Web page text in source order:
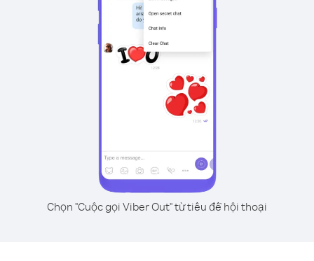
Chọn "Cuộc gọi Viber Out" từ tiêu đề hội thoại